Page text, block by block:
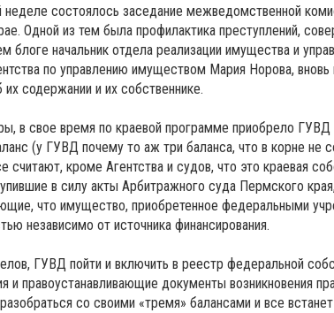
состоялось заседание межведомственной
Одной из тем была профилактика преступлений,
блоге начальник отдела реализации имущества и
по управлению имуществом Мария Норова,
их содержании и их собственнике.
в свое время по краевой программе приобрело
(у ГУВД почему то аж три баланса, что в корне не
считают, кроме Агентства и судов, что это краевая
в силу акты Арбитражного суда Пермского
что имущество, приобретенное федеральными
независимо от источника финансирования.
ГУВД пойти и включить в реестр федеральной
и правоустанавливающие документы возникновения
со своими «тремя» балансами и все